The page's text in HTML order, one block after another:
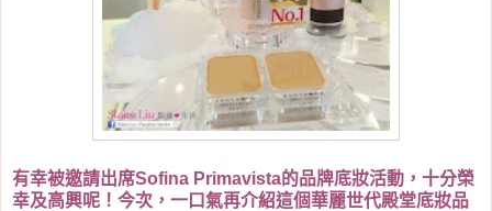
有幸被邀請出席Sofina Primavista的品牌底妝活動，十分榮
幸及高興呢！今次，一口氣再介紹這個華麗世代殿堂底妝品